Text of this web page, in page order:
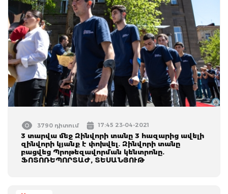
3790 դիտում 17:45 23-04-2021
3 տարվա մեջ Զինվորի տանը 3 հազարից ավելի
զինվորի կյանք է փոխվել. Զինվորի տանը
բացվեց Պրոթեզավորման կենտրոնը.
ՖՈՏՈՌԵՊՈՐՏԱԺ, ՏԵՍԱՆՅՈՒԹ